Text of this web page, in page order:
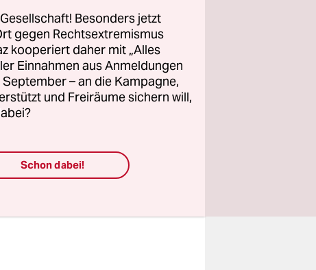
besetzt.
sich
für sie
Grenze
Besonders jetzt
gegen Rechtsextremismus
kooperiert daher mit „Alles
Einnahmen aus Anmeldungen
– an die Kampagne,
und Freiräume sichern will,
Schon dabei!